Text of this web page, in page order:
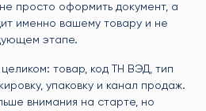
просто оформить документ, а
именно вашему товару и не
этапе.
товар, код ТН ВЭД, тип
упаковку и канал продаж.
внимания на старте, но